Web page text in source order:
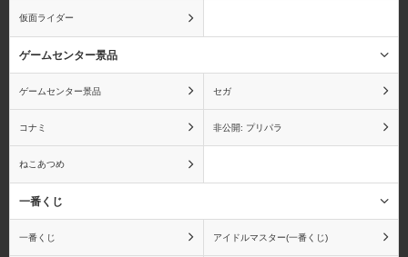
仮面ライダー
ゲームセンター景品
ゲームセンター景品 セガ
コナミ 非公開: プリパラ
ねこあつめ
一番くじ
一番くじ アイドルマスター(一番くじ)